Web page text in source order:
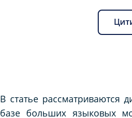
В статье рассматриваются
базе больших языковых